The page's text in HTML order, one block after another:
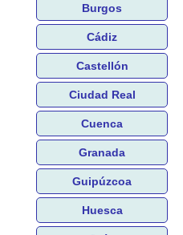
Burgos
Cádiz
Castellón
Ciudad Real
Cuenca
Granada
Guipúzcoa
Huesca